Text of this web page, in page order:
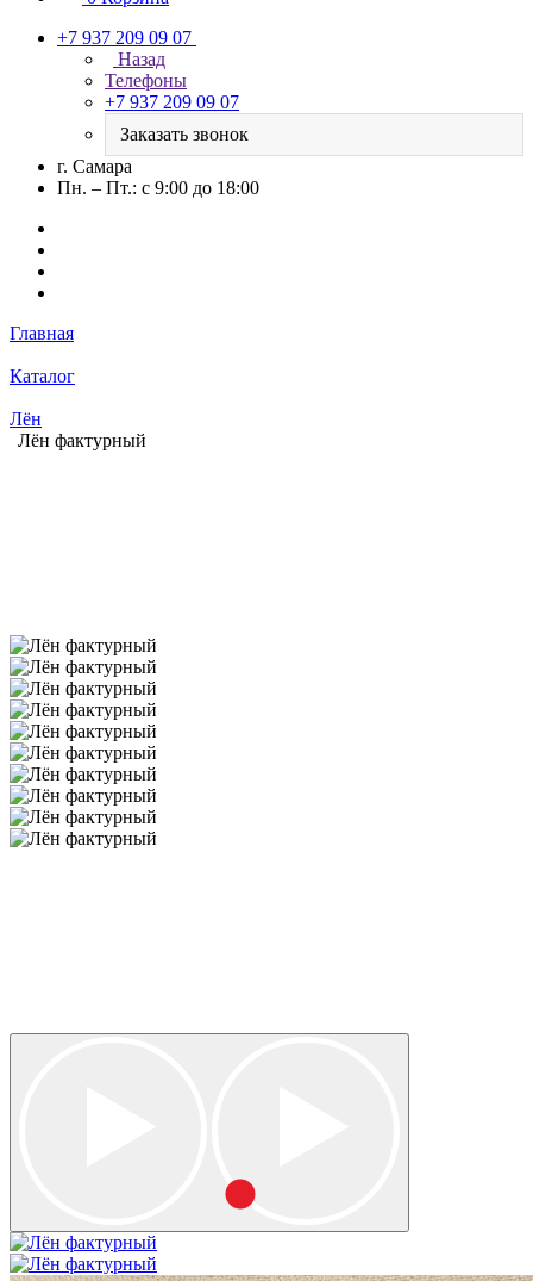
+7 937 209 09 07
Назад
Телефоны
+7 937 209 09 07
Заказать звонок
г. Самара
Пн. – Пт.: с 9:00 до 18:00
Главная
Каталог
Лён
Лён фактурный